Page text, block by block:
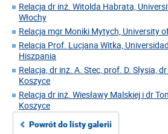
Relacja dr inż. Witolda Habrata,
Włochy
Relacja mgr Moniki Mytych, University
Relacja Prof. Lucjana Witka,
Hiszpania
Relacja, dr inż. A. Stec, prof. D. Słysia,
Koszyce
Relacja dr inż. Wiesławy Malskiej i dr
Koszyce
Powrót do listy galerii